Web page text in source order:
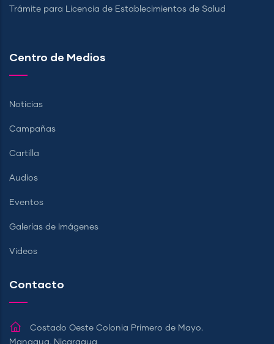
Trámite para Licencia de Establecimientos de Salud
Centro de Medios
Noticias
Campañas
Cartilla
Audios
Eventos
Galerías de Imágenes
Videos
Contacto
Costado Oeste Colonia Primero de Mayo.
Managua, Nicaragua